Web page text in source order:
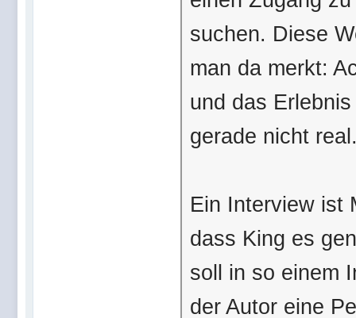
suchen. Diese
man da merkt:
und das
gerade nicht
Ein Interview ist
dass King es
soll in so einem
der Autor eine